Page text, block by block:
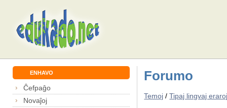
ENHAVO
Ĉefpaĝo
Novaĵoj
Forumo
Temoj /Tipaj lingvaj